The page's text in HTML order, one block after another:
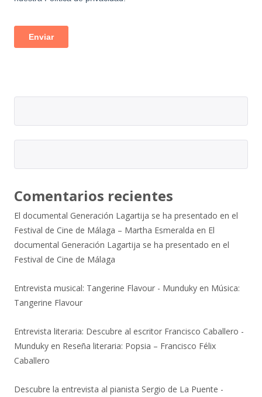
Comentarios recientes
El documental Generación Lagartija se ha presentado en el
Festival de Cine de Málaga – Martha Esmeralda en El
documental Generación Lagartija se ha presentado en el
Festival de Cine de Málaga
Entrevista musical: Tangerine Flavour - Munduky en Música:
Tangerine Flavour
Entrevista literaria: Descubre al escritor Francisco Caballero -
Munduky en Reseña literaria: Popsia – Francisco Félix
Caballero
Descubre la entrevista al pianista Sergio de La Puente -